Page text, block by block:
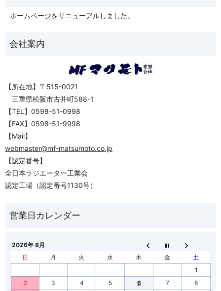
ホームページをリニューアルしました。
【所在地】〒515-0021
三重県松阪市古井町588-1
【TEL】0598-51-0998
【FAX】0598-51-9998
【Mail】
webmaster@mf-matsumoto.co.jp
【認定番号】
全日本ラジエーター工業会
認定工場（認定番号1130号）
2026年 8月
日
月 火 水 木 金
土
1
2
3 4 5 6 7 8